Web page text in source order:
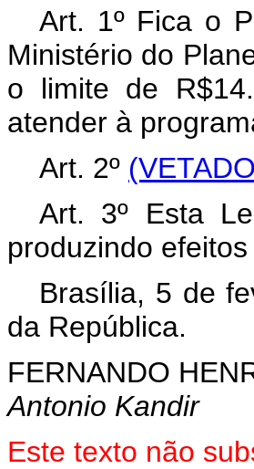
Art. 1º Fica o
Ministério do
o limite de
atender à
Art. 2º
Art. 3º Esta
produzindo
Brasília, 5 de
da República.
FERNANDO
Antonio Kandir
Este texto não